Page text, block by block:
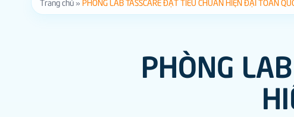
PHÒNG